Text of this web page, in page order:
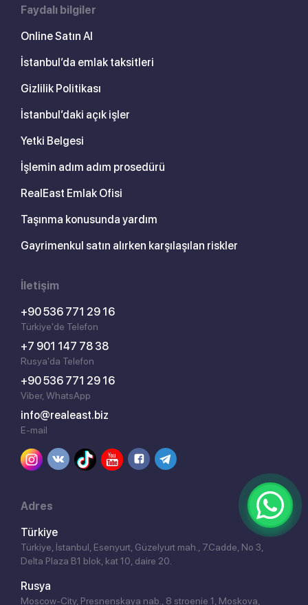
Faydalı bilgiler
Online Satın Al
İstanbul’da emlak taksitleri
Gizlilik Politikası
İstanbul’daki açık işler
Yetki Belgesi
İşlemin adım adım prosedürü
RealEast Emlak Ofisi
Taşınma konusunda yardım
Gayrimenkul satın alırken karşılaşılan riskler
İletişim
+90 536 771 29 16
Türkiye'de Telefon
+7 901 147 78 38
Rusya'da Telefon
+90 536 771 29 16
Viber, WhatsApp
info@realeast.biz
E-mail
Adres
Türkiye
Türkiye, İstanbul, Esenyurt, Güzelyurt mah., 7.Cadde, No 3,
Delta Plaza B1 blok, kat 10, daire 20.
Rusya
Moscow-City, Presnenskaya nab., 8 stroenie 1, Moskova,